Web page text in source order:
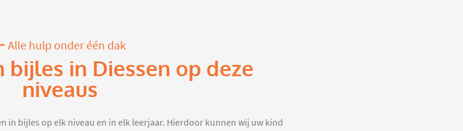
Alle hulp onder één dak
in Diessen op deze
niveaus
in bijles op elk niveau en in elk leerjaar. Hierdoor kunnen wij uw kind